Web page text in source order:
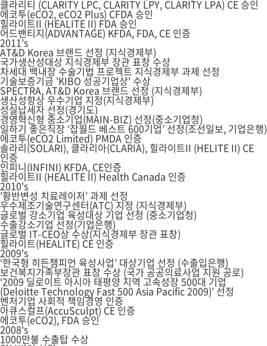
클라리티 (CLARITY LPC, CLARITY LPY, CLARITY LPA) CE 승인
에코투(eCO2, eCO2 Plus) CFDA 승인
힐라이트II (HEALITE II) FDA 승인
어드밴티지(ADVANTAGE) KFDA, FDA, CE 인증
2011's
AT&D Korea 브랜드 선정 (지식경제부)
국가생산성대상 지식경제부 장관 표창 수상
차세대 백내장 수술기법 프로젝트 지식경제부 과제 선정
기술보증기금 'KIBO 성공기업상' 수상
SPECTRA, AT&D Korea 브랜드 선정 (지식경제부)
생산성향상 우수기업 지정(지식경제부)
성실납세자 선정(경기도)
경영혁신형 중소기업(MAIN-BIZ) 선정(중소기업청)
일하기 좋은직장 ‘잡월드 베스트 600기업’ 선정(조선일보, 기업은행)
에코투(eCO2 Limited) PMDA 인증
솔라리(SOLARI), 클라리아(CLARIA), 힐라이트II (HELITE II) CE
인증
인피니(INFINI) KFDA, CE인증
힐라이트II (HEALITE II) Health Canada 인증
2010's
'황반변성 치료레이저' 과제 선정
우수제조기술연구센터(ATC) 지정 (지식경제부)
글로벌 강소기업 육성대상 기업 선정 (중소기업청)
수출강소기업 선정(기업은행)
글로벌 IT-CEO상 수상(지식경제부 장관 표창)
힐라이트(HEALITE) CE 인증
2009's
‘한국형 히든챔피언 육성사업’ 대상기업 선정 (수출입은행)
보건복지가족부장관 표창 수상 (국가 공공의료사업 지원 공로)
‘2009 딜로이트 아시아 태평양 지역 고속성장 500대 기업
(Deloitte Technology Fast 500 Asia Pacific 2009)’ 선정
벤처기업 사회적 책임경영 인증
아큐스컬프(AccuSculpt) CE 인증
에코투(eCO2), FDA 승인
2008's
1000만불 수출탑 수상